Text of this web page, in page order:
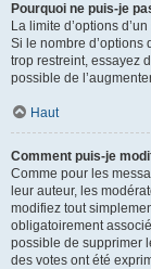
Pourquoi ne puis-je
La limite d’options
Si le nombre d’options
trop restreint, essayez
possible de
Haut
Comment puis-je
Comme pour les
leur auteur, les
modifiez tout
obligatoirement
possible de supprimer
des votes ont été